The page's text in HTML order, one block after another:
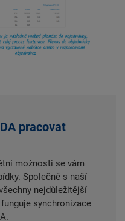
pracovat
možnosti se vám
Společně s naší
nejdůležitější
synchronizace